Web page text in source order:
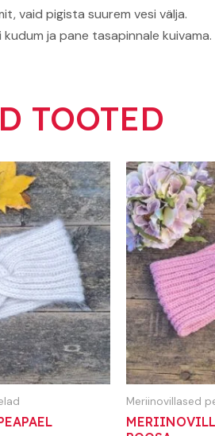
vaid pigista suurem vesi välja.
kudum ja pane tasapinnale kuivama.
TOOTED
Meriinovillased